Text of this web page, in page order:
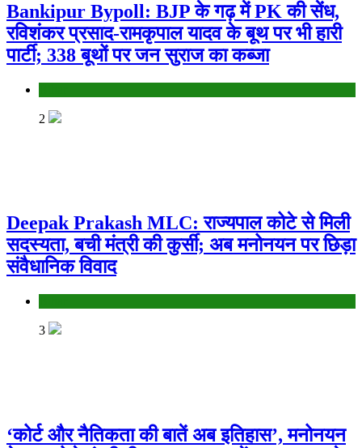
Bankipur Bypoll: BJP के गढ़ में PK की सेंध,
रविशंकर प्रसाद-रामकृपाल यादव के बूथ पर भी हारी
पार्टी; 338 बूथों पर जन सुराज का कब्जा
2
Deepak Prakash MLC: राज्यपाल कोटे से मिली
सदस्यता, बची मंत्री की कुर्सी; अब मनोनयन पर छिड़ा
संवैधानिक विवाद
3
‘कोर्ट और नैतिकता की बातें अब इतिहास’, मनोनयन